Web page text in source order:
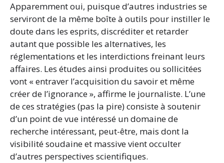
Apparemment oui, puisque d’autres industries se
serviront de la même boîte à outils pour instiller le
doute dans les esprits, discréditer et retarder
autant que possible les alternatives, les
réglementations et les interdictions freinant leurs
affaires. Les études ainsi produites ou sollicitées
vont « entraver l’acquisition du savoir et même
créer de l’ignorance », affirme le journaliste. L’une
de ces stratégies (pas la pire) consiste à soutenir
d’un point de vue intéressé un domaine de
recherche intéressant, peut-être, mais dont la
visibilité soudaine et massive vient occulter
d’autres perspectives scientifiques.